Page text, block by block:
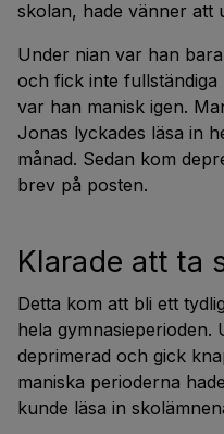
skolan, hade vänner att
Under nian var han
och fick inte
var han manisk igen.
Jonas lyckades läsa in
månad. Sedan kom
brev på posten.
Klarade att ta
Detta kom att bli ett
hela
deprimerad och gick
maniska perioderna
kunde läsa in